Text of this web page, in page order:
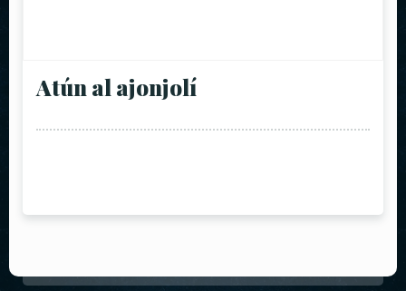
Atún al ajonjolí